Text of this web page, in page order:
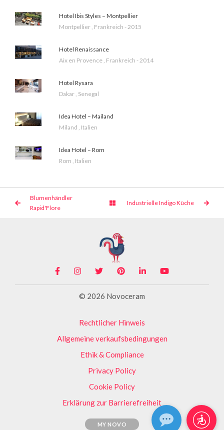
Hotel Ibis Styles – Montpellier
Montpellier , Frankreich - 2015
Hotel Renaissance
Aix en Provence , Frankreich - 2014
Hotel Rysara
Dakar , Senegal
Idea Hotel – Mailand
Miland , Italien
Idea Hotel – Rom
Rom , Italien
Blumenhändler
Rapid'Flore
Industrielle Indigo Küche
© 2026 Novoceram
Rechtlicher Hinweis
Allgemeine verkaufsbedingungen
Ethik & Compliance
Privacy Policy
Cookie Policy
Erklärung zur Barrierefreiheit
MY NOVO